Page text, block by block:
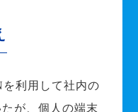
利用して社内の
が、個人の端末